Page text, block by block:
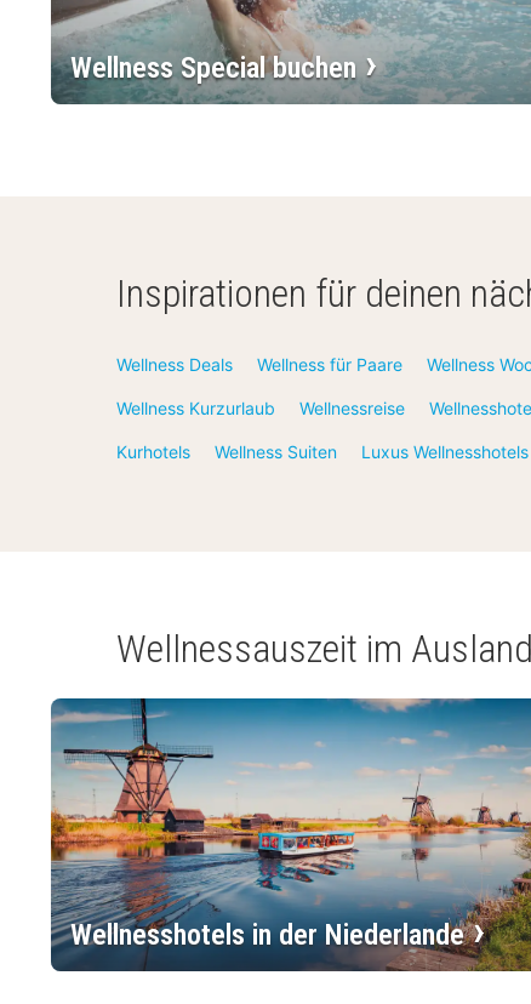
Wellness Special buchen
Inspirationen für deinen
Wellness Deals Wellness für Paare Wellness
Wellness Kurzurlaub Wellnessreise
Kurhotels Wellness Suiten Luxus Wellnesshotels
Wellnessauszeit im Ausland
Wellnesshotels in der Niederlande